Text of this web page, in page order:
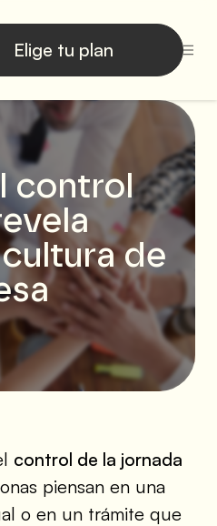
Elige tu plan
control
de
control de la jornada
piensan en una
o en un trámite que